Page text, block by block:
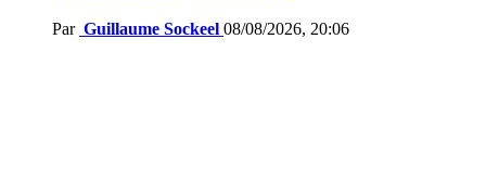
Par Guillaume Sockeel 08/08/2026, 20:06